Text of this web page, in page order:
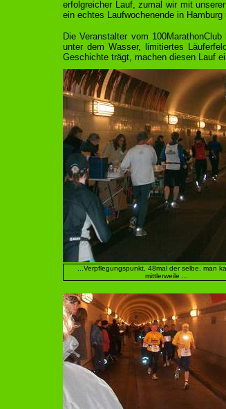
erfolgreicher Lauf, zumal wir mit
ein echtes Laufwochenende in
Die Veranstalter vom
unter dem Wasser, limitiertes
Geschichte trägt, machen diesen Lauf
...Verpflegungspunkt, 48mal der selbe, man
mittlerweile ...